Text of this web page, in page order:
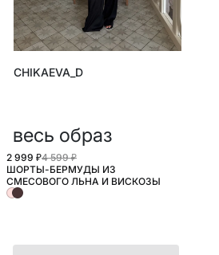
CHIKAEVA_D
весь образ
SELA.PREMIUM
2 999 ₽4 599 ₽
ШОРТЫ-БЕРМУДЫ ИЗ
СМЕСОВОГО ЛЬНА И ВИСКОЗЫ